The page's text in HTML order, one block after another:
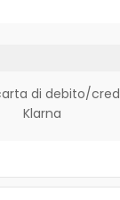
di debito/
Klarna